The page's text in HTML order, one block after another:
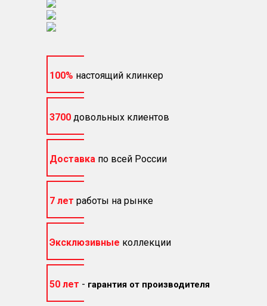
100% настоящий клинкер
3700 довольных клиентов
Доставка по всей России
7 лет работы на рынке
Эксклюзивные коллекции
50 лет - гарантия от производителя